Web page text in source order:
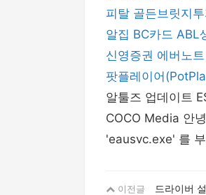
피탈 골든브릿지
알집 BC카드 ABL
신영증권 에버노트
팟플레이어
알툴즈 업데이트
COCO Media 안
'eausvc.exe' 를
이전글 드라이버